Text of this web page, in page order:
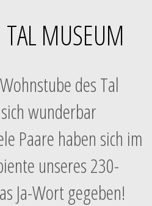
MUSEUM
des Tal
wunderbar
Paare haben sich im
unseres 230-
Ja-Wort gegeben!